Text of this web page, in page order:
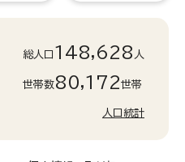
総人口 148,628 人
世帯数80,172世帯
人口統計